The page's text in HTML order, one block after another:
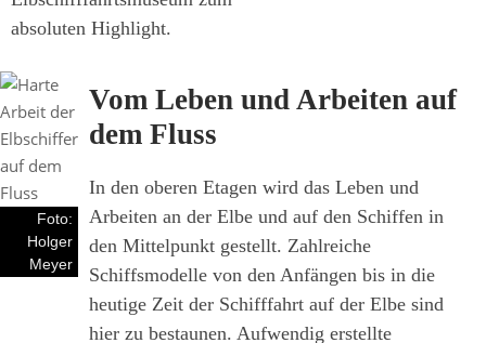
absoluten Highlight.
Foto:
Holger
Meyer
Vom Leben und Arbeiten auf
dem Fluss
In den oberen Etagen wird das Leben und
Arbeiten an der Elbe und auf den Schiffen in
den Mittelpunkt gestellt. Zahlreiche
Schiffsmodelle von den Anfängen bis in die
heutige Zeit der Schifffahrt auf der Elbe sind
hier zu bestaunen. Aufwendig erstellte